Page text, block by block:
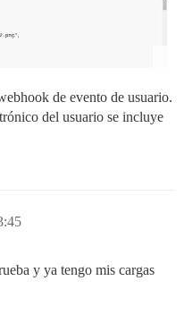
de evento de usuario.
del usuario se incluye
y ya tengo mis cargas